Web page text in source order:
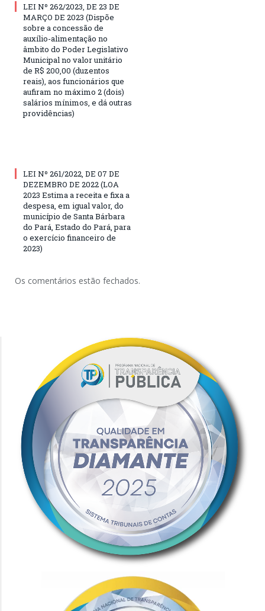
LEI Nº 262/2023, DE 23 DE
MARÇO DE 2023 (Dispõe
sobre a concessão de
auxílio-alimentação no
âmbito do Poder Legislativo
Municipal no valor unitário
de R$ 200,00 (duzentos
reais), aos funcionários que
aufiram no máximo 2 (dois)
salários mínimos, e dá outras
providências)
LEI Nº 261/2022, DE 07 DE
DEZEMBRO DE 2022 (LOA
2023 Estima a receita e fixa a
despesa, em igual valor, do
município de Santa Bárbara
do Pará, Estado do Pará, para
o exercício financeiro de
2023)
Os comentários estão fechados.